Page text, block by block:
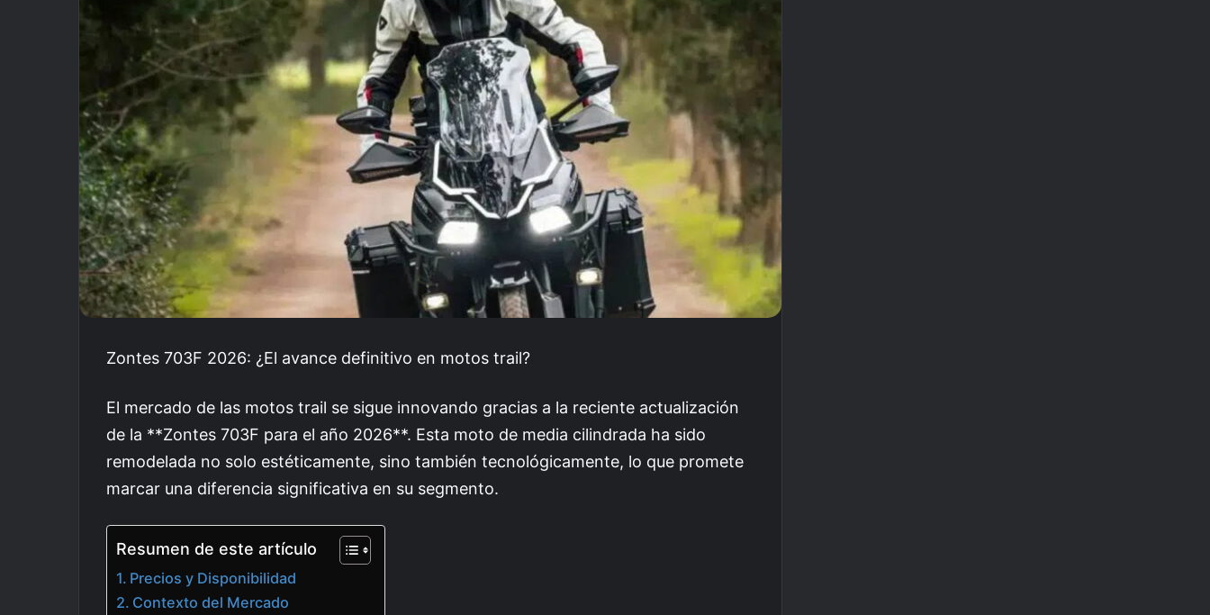
Zontes 703F 2026: ¿El avance definitivo en motos trail?
El mercado de las motos trail se sigue innovando gracias a la reciente actualización
de la **Zontes 703F para el año 2026**. Esta moto de media cilindrada ha sido
remodelada no solo estéticamente, sino también tecnológicamente, lo que promete
marcar una diferencia significativa en su segmento.
Resumen de este artículo
Precios y Disponibilidad
Contexto del Mercado